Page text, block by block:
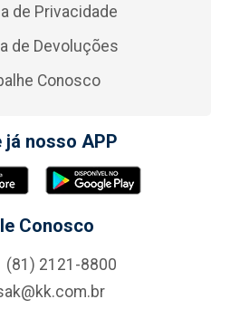
de Privacidade
de Devoluções
Conosco
já nosso APP
Conosco
(81) 2121-8800